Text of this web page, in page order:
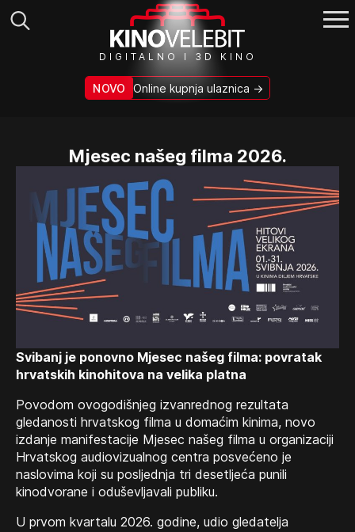
DIGITALNO I 3D KINO
NOVO Online kupnja ulaznica →
Mjesec našeg filma 2026.
Svibanj je ponovno Mjesec našeg filma: povratak
hrvatskih kinohitova na velika platna
Povodom ovogodišnjeg izvanrednog rezultata
gledanosti hrvatskog filma u domaćim kinima, novo
izdanje manifestacije Mjesec našeg filma u organizaciji
Hrvatskog audiovizualnog centra posvećeno je
naslovima koji su posljednja tri desetljeća punili
kinodvorane i oduševljavali publiku.
U prvom kvartalu 2026. godine, udio gledatelja